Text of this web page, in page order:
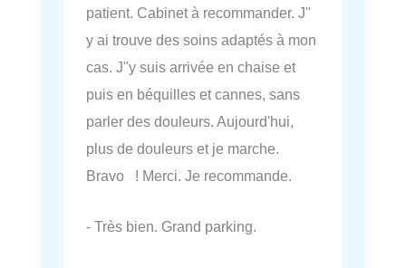
patient. Cabinet à recommander. J''
y ai trouve des soins adaptés à mon
cas. J''y suis arrivée en chaise et
puis en béquilles et cannes, sans
parler des douleurs. Aujourd'hui,
plus de douleurs et je marche.
Bravo ! Merci. Je recommande.
- Très bien. Grand parking.